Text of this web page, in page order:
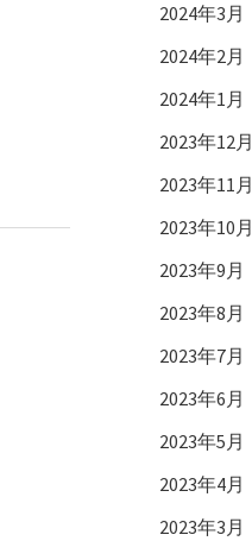
2024年3月
2024年2月
2024年1月
2023年12月
2023年11月
2023年10月
2023年9月
2023年8月
2023年7月
2023年6月
2023年5月
2023年4月
2023年3月